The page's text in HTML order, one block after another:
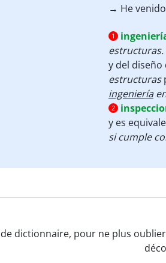
→ He
1
estructuras.
y del
estructuras
ingeniería
2
y es
si cumple
dictionnaire, pour ne plus